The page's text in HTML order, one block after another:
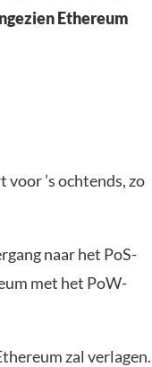
Ethereum
’s ochtends, zo
naar het PoS-
met het PoW-
zal verlagen.